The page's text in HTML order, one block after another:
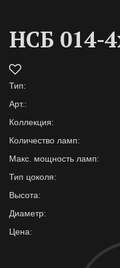
НСБ 014-
Тип:
Арт.:
Коллекция:
Количество ламп:
Макс. мощность ламп:
Тип цоколя:
Высота:
Диаметр:
Цена: